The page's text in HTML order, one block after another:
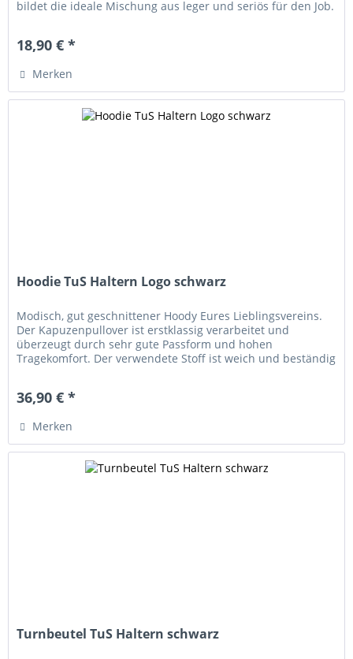
bildet die ideale Mischung aus leger und seriös für den Job.
18,90 € *
Merken
Hoodie TuS Haltern Logo schwarz
Modisch, gut geschnittener Hoody Eures Lieblingsvereins.
Der Kapuzenpullover ist erstklassig verarbeitet und
überzeugt durch sehr gute Passform und hohen
Tragekomfort. Der verwendete Stoff ist weich und beständig
36,90 € *
Merken
Turnbeutel TuS Haltern schwarz